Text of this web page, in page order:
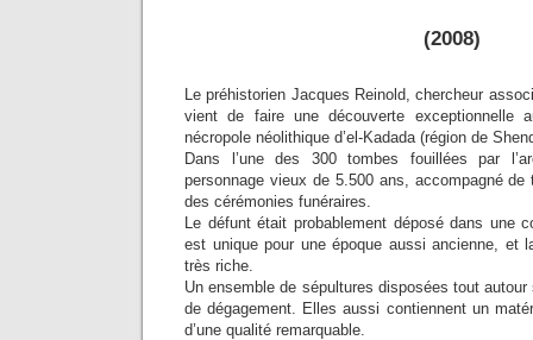
(2008)
Le préhistorien Jacques Reinold, chercheur
vient de faire une découverte exceptionnelle
nécropole néolithique d’el-Kadada (région de
Dans l’une des 300 tombes fouillées par
personnage vieux de 5.500 ans, accompagné
des cérémonies funéraires.
Le défunt était probablement déposé dans une
est unique pour une époque aussi ancienne, et
très riche.
Un ensemble de sépultures disposées tout
de dégagement. Elles aussi contiennent un
d’une qualité remarquable.